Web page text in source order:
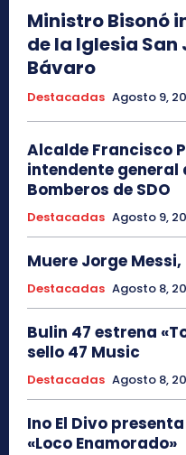
Ministro Bisonó
de la Iglesia San
Bávaro
Destacadas Agosto 9,
Alcalde Francisco
intendente general
Bomberos de SDO
Destacadas Agosto 9,
Muere Jorge
Destacadas Agosto 8,
Bulin 47 estrena
sello 47 Music
Destacadas Agosto 8,
Ino El Divo
«Loco Enamorado»